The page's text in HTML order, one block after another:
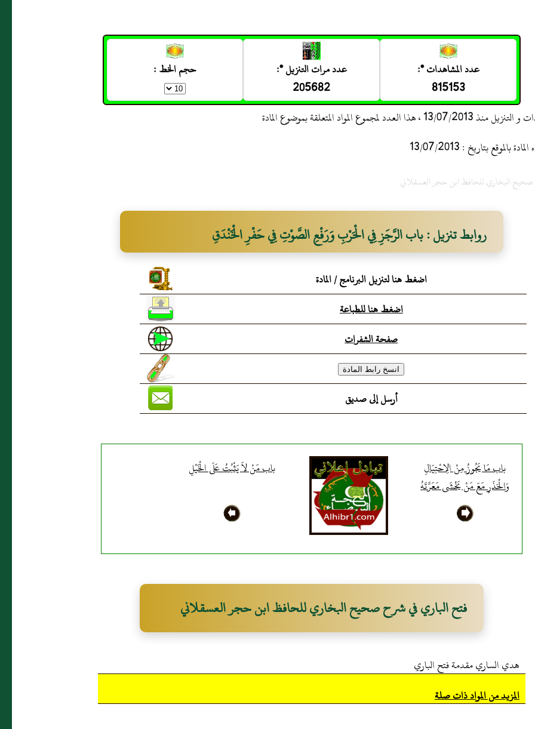
عدد المشاهدات *:
815153
عدد مرات التنزيل *:
205682
حجم الخط :
العدد لمجموع المواد المتعلقة بموضوع المادة
بتاريخ : 13/07/2013
صحيح البخاري للحافظ ابن حجر العسقلاني
روابط تنزيل : باب الرَّجَزِ فِي الْحَرْبِ وَرَفْعِ الصَّوْتِ فِي حَفْرِ الْخَنْدَقِ
اضغط هنا لتنزيل البرنامج / المادة
اضغط هنا للطباعة
صفحة الشفرات
أرسل إلى صديق
باب مَا يَجُوزُ مِنْ الِاحْتِيَالِ
وَالْحَذَرِ مَعَ مَنْ يَخْشَى مَعَرَّتَهُ
باب مَنْ لاَ يَثْبُتُ عَلَى الْخَيْلِ
فتح الباري في شرح صحيح البخاري للحافظ ابن حجر العسقلاني
هدي الساري مقدمة فتح الباري
المزيد من المواد ذات صلة